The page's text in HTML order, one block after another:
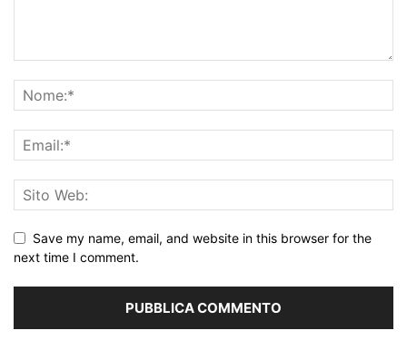
Save my name, email, and website in this browser for the
next time I comment.